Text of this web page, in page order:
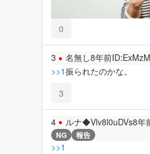
0
3 名無し8年前
>>1振られたのかな。
3
4 ルナ◆Vlv8l0uDVs8年
NG 報告
>>1